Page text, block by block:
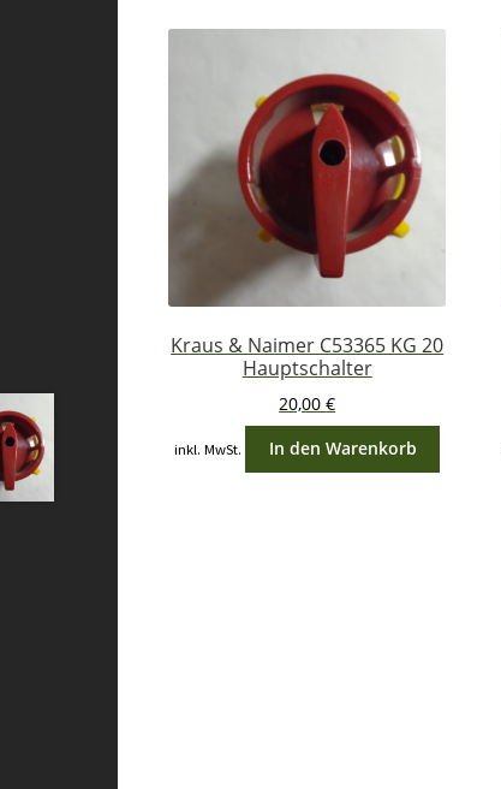
Kraus & Naimer C53365 KG 20
Hauptschalter
20,00€
inkl. MwSt. In den Warenkorb